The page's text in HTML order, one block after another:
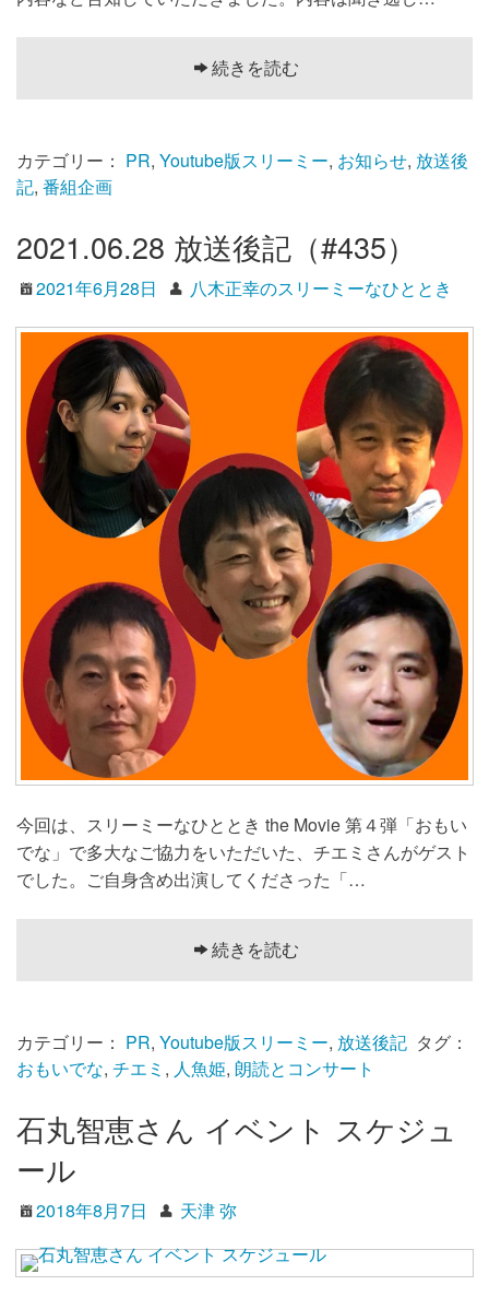
続きを読む
カテゴリー： PR, Youtube版スリーミー, お知らせ, 放送後
記, 番組企画
2021.06.28 放送後記（#435）
2021年6月28日 八木正幸のスリーミーなひととき
今回は、スリーミーなひととき the Movie 第４弾「おもい
でな」で多大なご協力をいただいた、チエミさんがゲスト
でした。ご自身含め出演してくださった「…
続きを読む
カテゴリー： PR, Youtube版スリーミー, 放送後記 タグ：
おもいでな, チエミ , 人魚姫, 朗読とコンサート
石丸智恵さん イベント スケジュ
ール
2018年8月7日 天津 弥